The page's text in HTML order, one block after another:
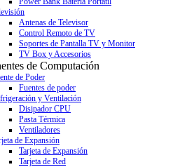
Antenas de Televisor
Control Remoto de TV
Soportes de Pantalla TV y Monitor
TV Box y Accesorios
de Computación
de Poder
Fuentes de poder
y Ventilación
Disipador CPU
Pasta Térmica
Ventiladores
de Expansión
Tarjeta de Expansión
Tarjeta de Red